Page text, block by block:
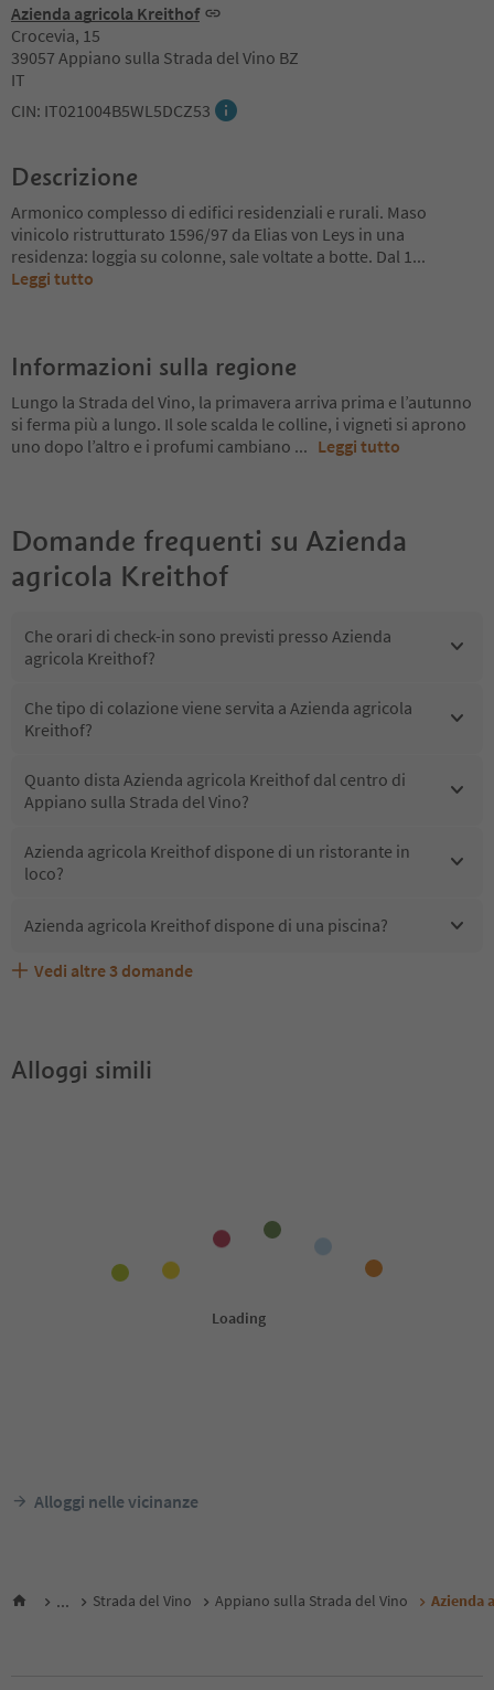
Azienda agricola Kreithof
Crocevia, 15
39057 Appiano sulla Strada del Vino BZ
IT
CIN: IT021004B5WL5DCZ53
Descrizione
Armonico complesso di edifici residenziali e rurali. Maso
vinicolo ristrutturato 1596/97 da Elias von Leys in una
residenza: loggia su colonne, sale voltate a botte. Dal 1 ...
Leggi tutto
Informazioni sulla regione
Lungo la Strada del Vino, la primavera arriva prima e l’autunno
si ferma più a lungo. Il sole scalda le colline, i vigneti si aprono
uno dopo l’altro e i profumi cambiano ... Leggi tutto
Domande frequenti su Azienda
agricola Kreithof
Che orari di check-in sono previsti presso Azienda
agricola Kreithof?
Che tipo di colazione viene servita a Azienda agricola
Kreithof?
Quanto dista Azienda agricola Kreithof dal centro di
Appiano sulla Strada del Vino?
Azienda agricola Kreithof dispone di un ristorante in
loco?
Azienda agricola Kreithof dispone di una piscina?
Azienda agricola Kreithof accetta animali domestici?
Quali servizi/attività sono disponibili presso Azienda
Gli ospiti di Azienda agricola Kreithof ricevono l'Alto
Vedi altre 3 domande
Alloggi simili
Alloggi nelle vicinanze
... Strada del Vino Appiano sulla Strada del Vino Azienda